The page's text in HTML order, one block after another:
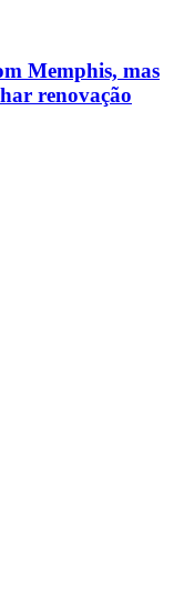
Memphis, mas
renovação